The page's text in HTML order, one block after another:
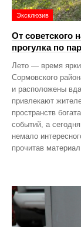
Эксклюзив
От советского
прогулка по
Лето — время
Сормовского
и расположены
привлекают
пространств
событий, а
немало
прочитав